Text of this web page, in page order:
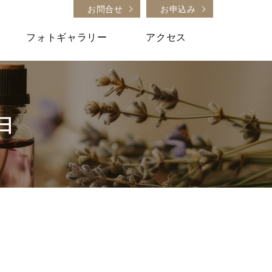
お問合せ お申込み
フォトギャラリー アクセス